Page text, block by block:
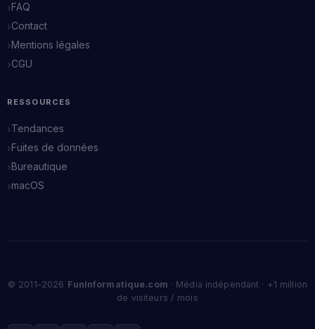
FAQ
Contact
Mentions légales
CGU
RESSOURCES
Tendances
Fuites de données
Bureautique
macOS
© 2011–2026 FunInformatique.com · Média indépendant · +1 million
de visiteurs / mois